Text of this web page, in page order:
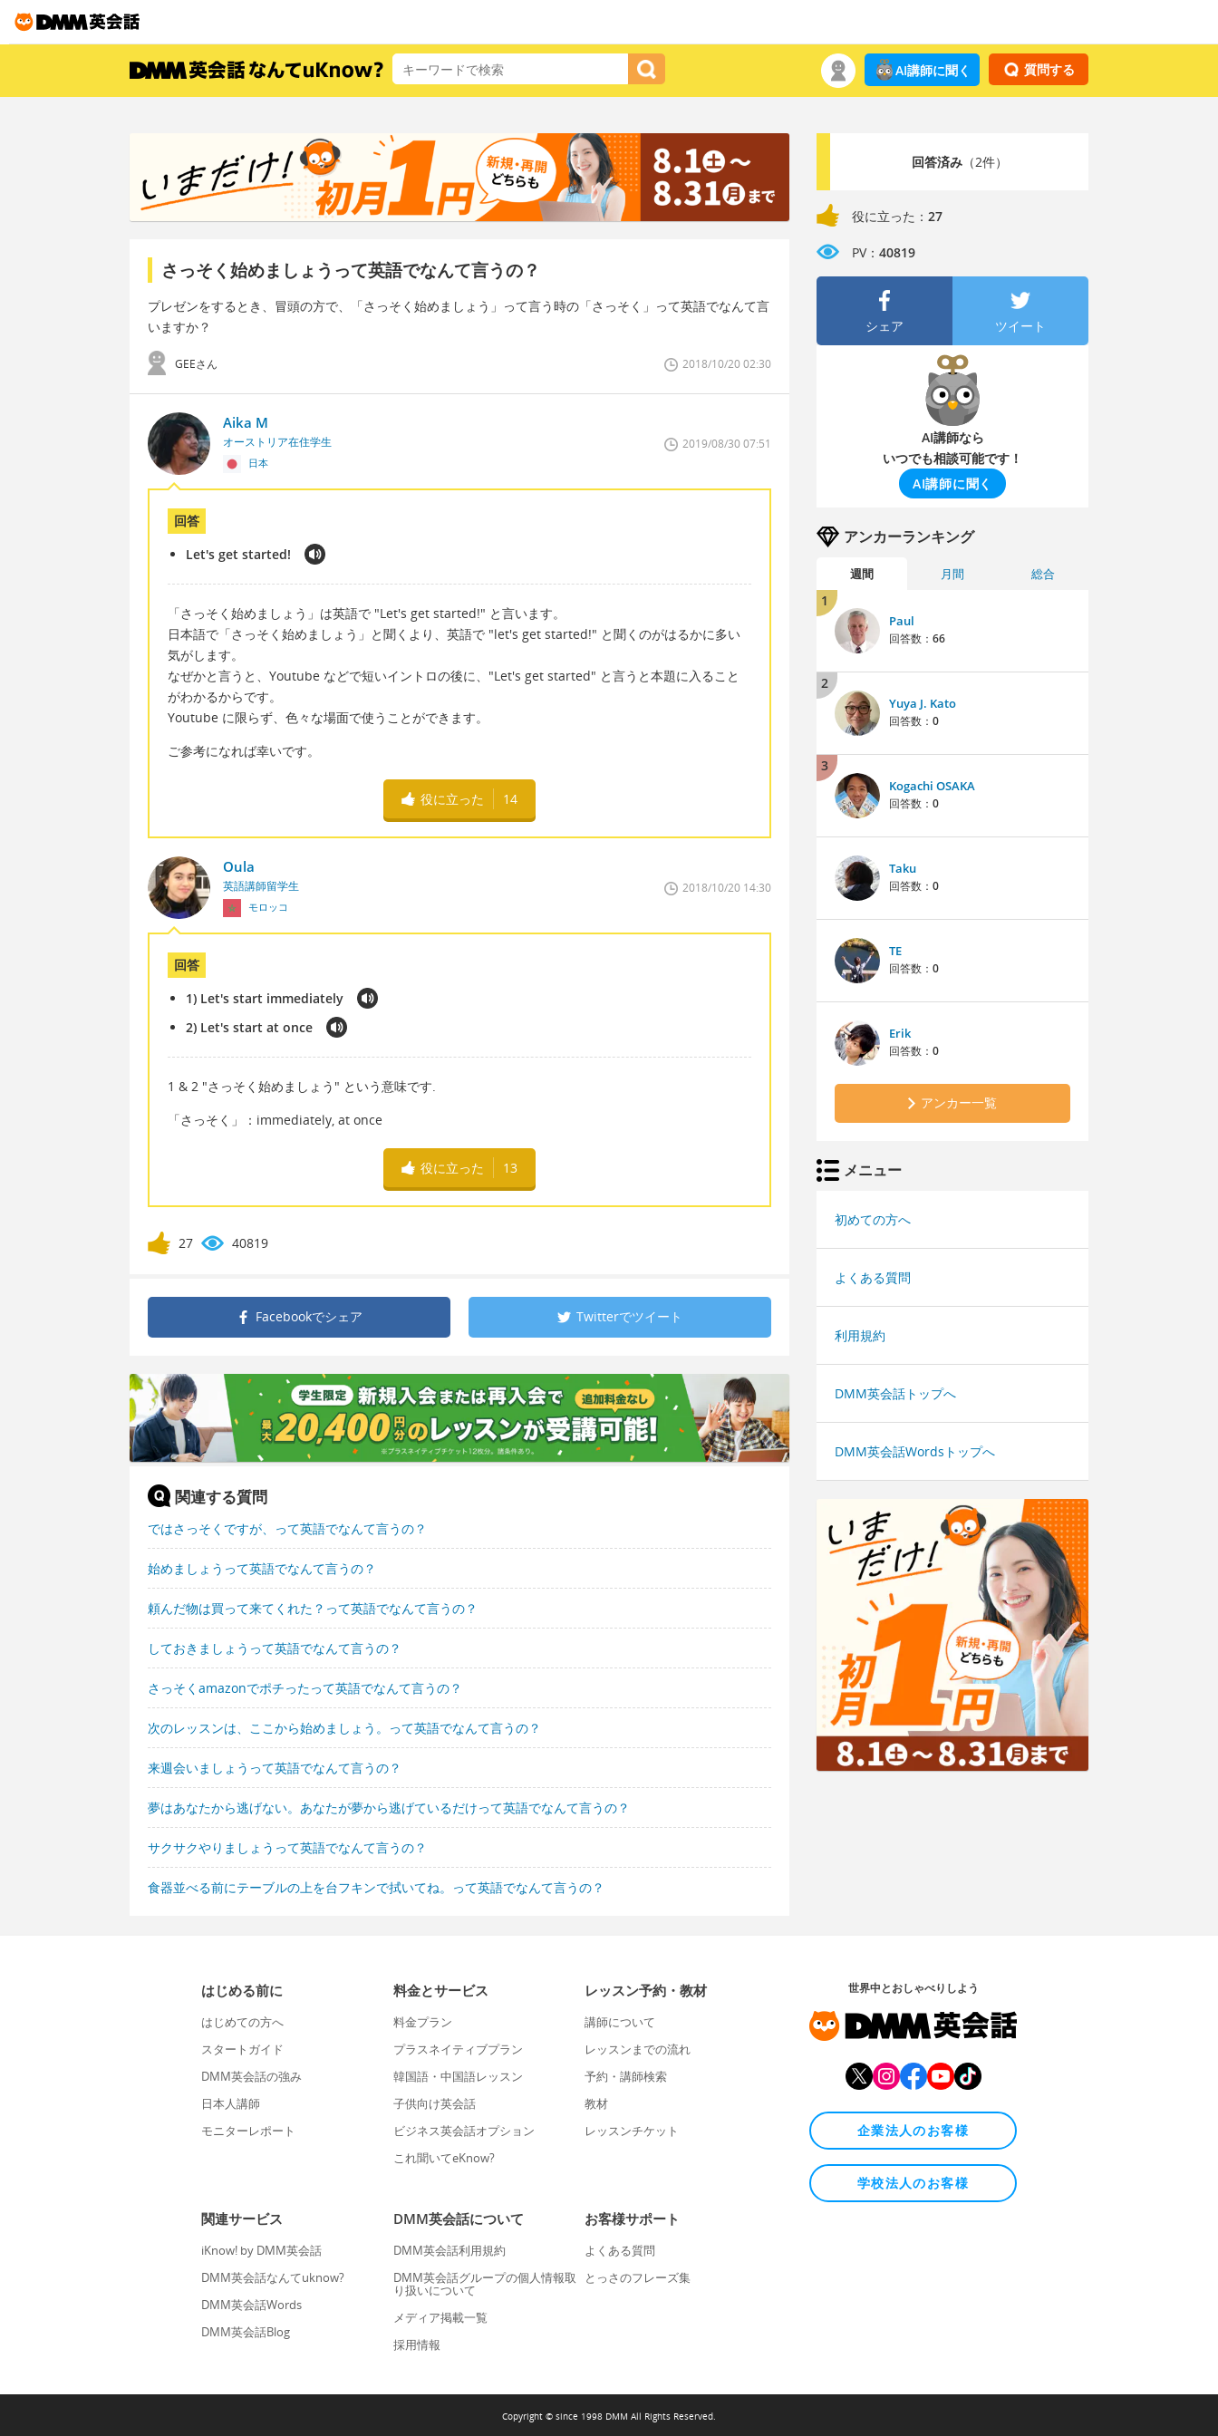
質問する
AI講師に聞く
さっそく始めましょうって英語でなんて言うの？
プレゼンをするとき、冒頭の方で、「さっそく始めましょう」って言う時の「さっそく」って英語でなんて言
いますか？
GEEさん 2018/10/20 02:30
Aika M
オーストリア在住学生
日本
2019/08/30 07:51
回答
Let's get started!
「さっそく始めましょう」は英語で "Let's get started!" と言います。
日本語で「さっそく始めましょう」と聞くより、英語で "let's get started!" と聞くのがはるかに多い
気がします。
なぜかと言うと、Youtube などで短いイントロの後に、"Let's get started" と言うと本題に入ること
がわかるからです。
Youtube に限らず、色々な場面で使うことができます。
ご参考になれば幸いです。
役に立った 14
Oula
英語講師留学生
モロッコ
2018/10/20 14:30
回答
1) Let's start immediately
2) Let's start at once
1 & 2 "さっそく始めましょう" という意味です.
「さっそく」：immediately, at once
役に立った 13
27 40819
Facebookでシェア Twitterでツイート
関連する質問
ではさっそくですが、って英語でなんて言うの？
始めましょうって英語でなんて言うの？
頼んだ物は買って来てくれた？って英語でなんて言うの？
しておきましょうって英語でなんて言うの？
さっそくamazonでポチったって英語でなんて言うの？
次のレッスンは、ここから始めましょう。って英語でなんて言うの？
来週会いましょうって英語でなんて言うの？
夢はあなたから逃げない。あなたが夢から逃げているだけって英語でなんて言うの？
サクサクやりましょうって英語でなんて言うの？
食器並べる前にテーブルの上を台フキンで拭いてね。って英語でなんて言うの？
回答済み（2件）
役に立った： 27
PV： 40819
シェア ツイート
AI講師なら
いつでも相談可能です！
AI講師に聞く
アンカーランキング
週間 月間 総合
1
Paul
回答数： 66
2
Yuya J. Kato
回答数： 0
3
Kogachi OSAKA
回答数： 0
Taku
回答数： 0
TE
回答数： 0
Erik
回答数： 0
アンカー一覧
メニュー
初めての方へ
よくある質問
利用規約
DMM英会話トップへ
DMM英会話Wordsトップへ
はじめる前に
はじめての方へ
スタートガイド
DMM英会話の強み
日本人講師
モニターレポート
料金とサービス
料金プラン
プラスネイティブプラン
韓国語・中国語レッスン
子供向け英会話
ビジネス英会話オプション
これ聞いてeKnow?
レッスン予約・教材
講師について
レッスンまでの流れ
予約・講師検索
教材
レッスンチケット
関連サービス
iKnow! by DMM英会話
DMM英会話なんてuknow?
DMM英会話Words
DMM英会話Blog
DMM英会話について
DMM英会話利用規約
DMM英会話グループの個人情報取
り扱いについて
メディア掲載一覧
採用情報
お客様サポート
よくある質問
とっさのフレーズ集
世界中とおしゃべりしよう
企業法人のお客様
学校法人のお客様
Copyright © since 1998 DMM All Rights Reserved.